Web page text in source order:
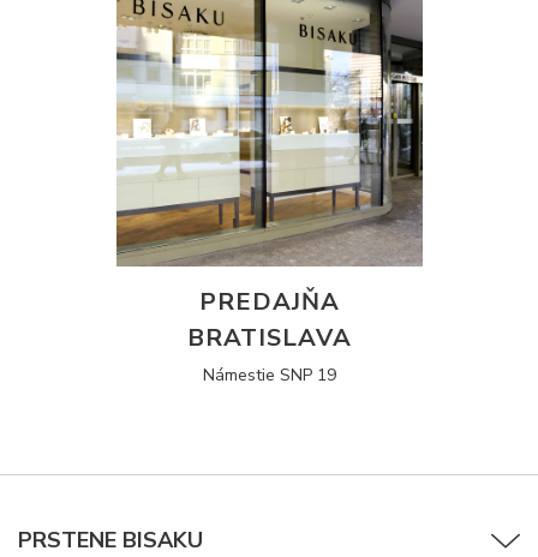
PREDAJŇA
BRATISLAVA
Námestie SNP 19
PRSTENE BISAKU